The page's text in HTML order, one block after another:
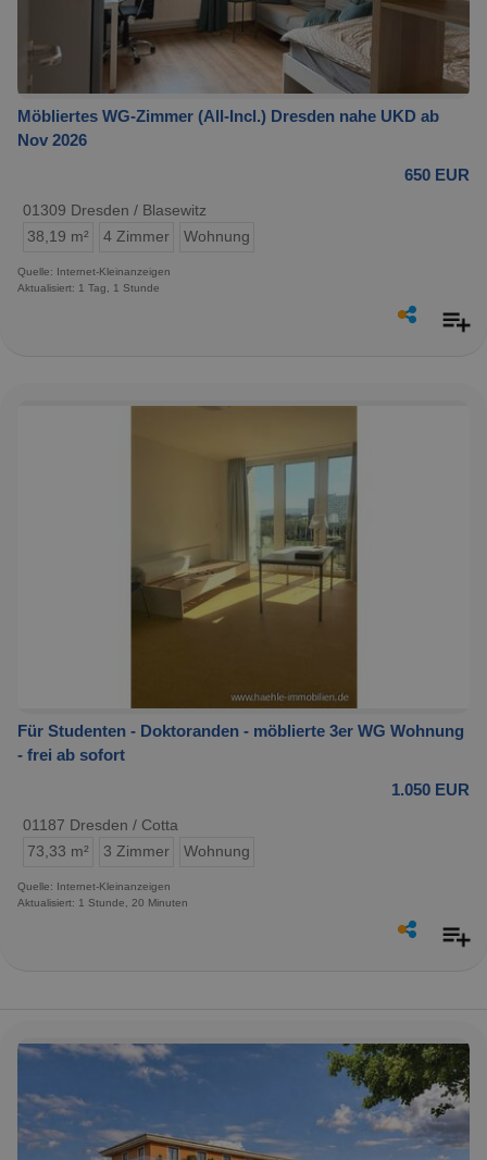
Möbliertes WG-Zimmer (All-Incl.) Dresden nahe UKD ab
Nov 2026
650 EUR
01309 Dresden / Blasewitz
38,19 m²
4 Zimmer Wohnung
Quelle: Internet-Kleinanzeigen
Aktualisiert: 1 Tag, 1 Stunde
Für Studenten - Doktoranden - möblierte 3er WG Wohnung
- frei ab sofort
1.050 EUR
01187 Dresden / Cotta
73,33 m²
3 Zimmer Wohnung
Quelle: Internet-Kleinanzeigen
Aktualisiert: 1 Stunde, 20 Minuten